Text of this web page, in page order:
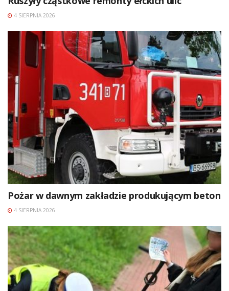
4 SIERPNIA 2026
Pożar w dawnym zakładzie produkującym beton
4 SIERPNIA 2026